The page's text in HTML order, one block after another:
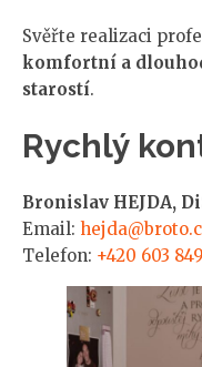
Svěřte realizaci
komfortní a
starostí.
Rychlý
Bronislav HEJDA,
Email:
Telefon: +420 603